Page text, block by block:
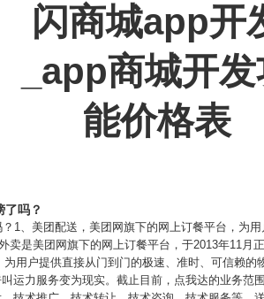
闪商城app开
_app商城开
能价格表
吗？
1、美团配送，美团网旗下的网上订餐平台，为
卖是美团网旗下的网上订餐平台，于2013年11月
用户提供直接从门到门的极速、准时、可信赖
运力服务变为现实。截止目前，点我达的业务范